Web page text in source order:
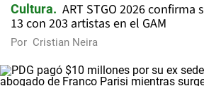
Cultura
ART STGO 2026
13 con 203 artistas en el GAM
Por Cristian Neira